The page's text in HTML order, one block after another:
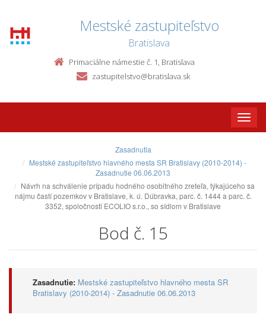
Mestské zastupiteľstvo
Bratislava
Primaciálne námestie č. 1, Bratislava
zastupitelstvo@bratislava.sk
Toggle
Zasadnutia
Mestské zastupiteľstvo hlavného mesta SR Bratislavy (2010-2014) -
Zasadnutie 06.06.2013
Návrh na schválenie prípadu hodného osobitného zreteľa, týkajúceho sa
nájmu častí pozemkov v Bratislave, k. ú. Dúbravka, parc. č. 1444 a parc. č.
3352, spoločnosti ECOLIO s.r.o., so sídlom v Bratislave
Bod č. 15
Zasadnutie: Mestské zastupiteľstvo hlavného mesta SR
Bratislavy (2010-2014) - Zasadnutie 06.06.2013